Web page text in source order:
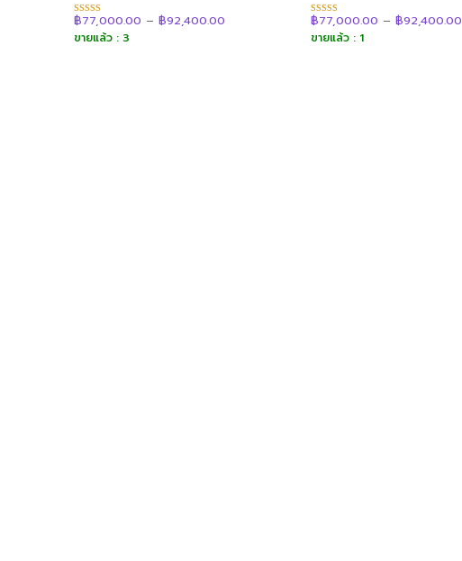
ให้คะแนน
ตั้งแต่ 1-5
฿77,000.00 – ฿92,400.00Price
ขายแล้ว : 3
ให้คะแนน
ตั้งแต่ 1-5
฿77,000.00 – ฿92,400.00
ขายแล้ว : 1